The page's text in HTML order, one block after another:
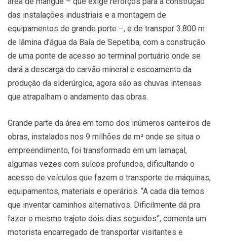
das instalações industriais e a montagem de
equipamentos de grande porte –, e de transpor 3.800 m
de lâmina d’água da Baía de Sepetiba, com a construção
de uma ponte de acesso ao terminal portuário onde se
dará a descarga do carvão mineral e escoamento da
produção da siderúrgica, agora são as chuvas intensas
que atrapalham o andamento das obras.
Grande parte da área em torno dos inúmeros canteiros de
obras, instalados nos 9 milhões de m² onde se situa o
empreendimento, foi transformado em um lamaçal,
algumas vezes com sulcos profundos, dificultando o
acesso de veículos que fazem o transporte de máquinas,
equipamentos, materiais e operários. “A cada dia temos
que inventar caminhos alternativos. Dificilmente dá pra
fazer o mesmo trajeto dois dias seguidos”, comenta um
motorista encarregado de transportar visitantes e